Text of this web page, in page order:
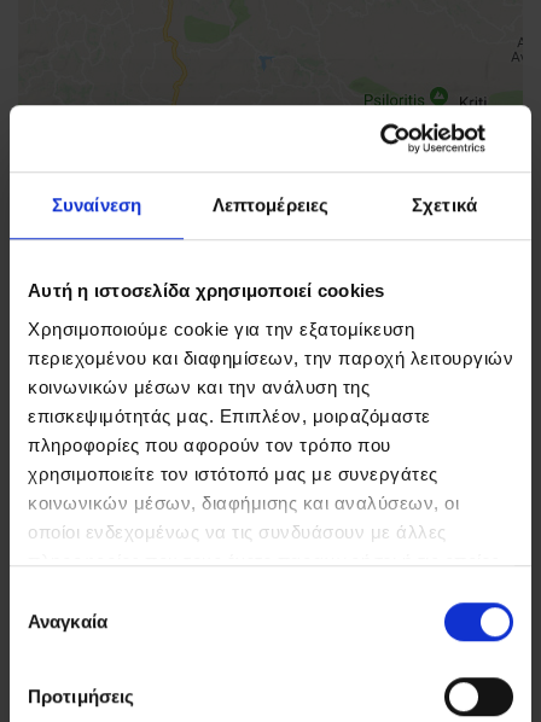
Συναίνεση Λεπτομέρειες Σχετικά
Αυτή η ιστοσελίδα χρησιμοποιεί cookies
Χρησιμοποιούμε cookie για την εξατομίκευση
περιεχομένου και διαφημίσεων, την παροχή λειτουργιών
κοινωνικών μέσων και την ανάλυση της
επισκεψιμότητάς μας. Επιπλέον, μοιραζόμαστε
πληροφορίες που αφορούν τον τρόπο που
χρησιμοποιείτε τον ιστότοπό μας με συνεργάτες
κοινωνικών μέσων, διαφήμισης και αναλύσεων, οι
οποίοι ενδεχομένως να τις συνδυάσουν με άλλες
πληροφορίες που τους έχετε παραχωρήσει ή τις οποίες
των υπηρεσιών τους.
συγκατάθεσης
Αναγκαία
Προτιμήσεις
FIND US
CONTACT
ΣΤΟΙΧΕΙΑ ΕΠΙΚΟΙΝΩΝΙΑΣ
Ρέθυμνο, 74 100, Τ.Θ. 21, Κρήτη
Τηλ:+30 2831306500
Email:royalres@aegeanstar.com
Εγγραφείτε στο Newsletter μας για να λαμβάνετε